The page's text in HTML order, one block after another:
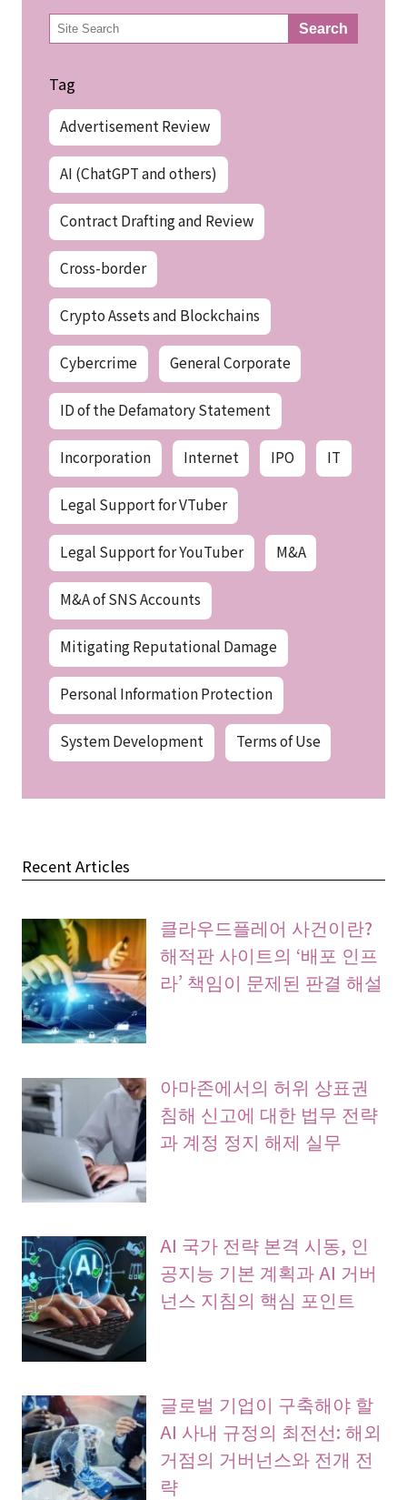
検
索 Search
Tag
Advertisement Review
AI (ChatGPT and others)
Contract Drafting and Review
Cross-border
Crypto Assets and Blockchains
Cybercrime General Corporate
ID of the Defamatory Statement
Incorporation Internet IPO IT
Legal Support for VTuber
Legal Support for YouTuber M&A
M&A of SNS Accounts
Mitigating Reputational Damage
Personal Information Protection
System Development Terms of Use
Recent Articles
클라우드플레어 사건이란?
해적판 사이트의 ‘배포 인프
라’ 책임이 문제된 판결 해설
아마존에서의 허위 상표권
침해 신고에 대한 법무 전략
과 계정 정지 해제 실무
AI 국가 전략 본격 시동, 인
공지능 기본 계획과 AI 거버
넌스 지침의 핵심 포인트
글로벌 기업이 구축해야 할
AI 사내 규정의 최전선: 해외
거점의 거버넌스와 전개 전
략